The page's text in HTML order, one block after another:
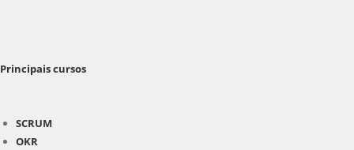
Principais cursos
SCRUM
OKR